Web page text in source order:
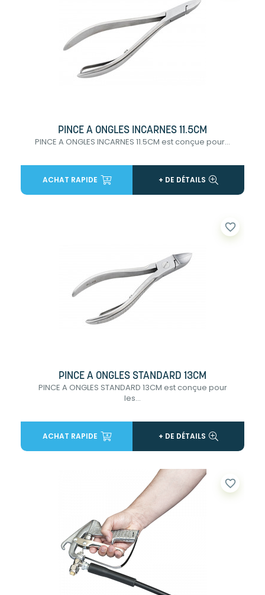
PINCE A ONGLES INCARNES 11.5CM
PINCE A ONGLES INCARNES 11.5CM est conçue pour...
ACHAT RAPIDE + DE DÉTAILS
favorite_border
PINCE A ONGLES STANDARD 13CM
PINCE A ONGLES STANDARD 13CM est conçue pour
les...
ACHAT RAPIDE + DE DÉTAILS
favorite_border